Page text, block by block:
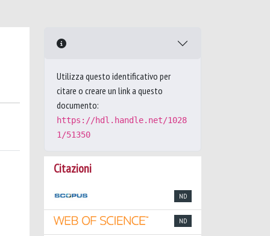
Utilizza questo identificativo per
citare o creare un link a questo
documento:
https://hdl.handle.net/1028
1/51350
Citazioni
ND
ND